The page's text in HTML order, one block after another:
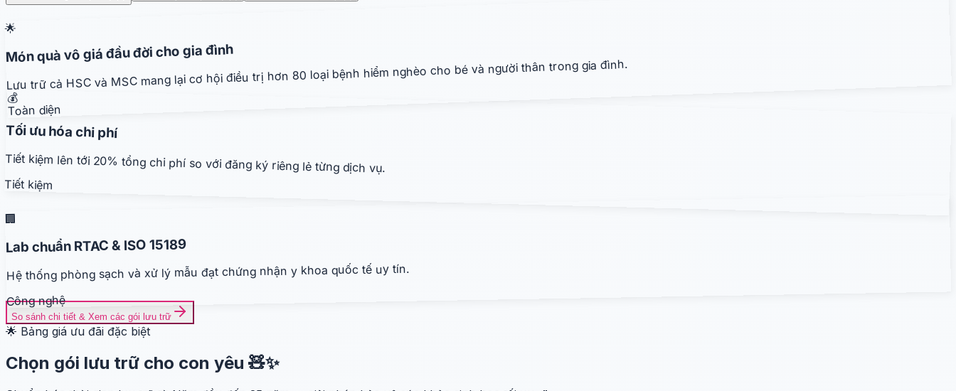
🌟
Món quà vô giá đầu đời cho gia đình
Lưu trữ cả HSC và MSC mang lại cơ hội điều trị hơn 80 loại bệnh hiểm nghèo cho bé và người thân trong gia đình.
Toàn diện
💰
Tối ưu hóa chi phí
Tiết kiệm lên tới 20% tổng chi phí so với đăng ký riêng lẻ từng dịch vụ.
Tiết kiệm
🏢
Lab chuẩn RTAC & ISO 15189
Hệ thống phòng sạch và xử lý mẫu đạt chứng nhận y khoa quốc tế uy tín.
Công nghệ
So sánh chi tiết & Xem các gói lưu trữ
🌟 Bảng giá ưu đãi đặc biệt
Chọn gói lưu trữ cho con yêu 🧸✨